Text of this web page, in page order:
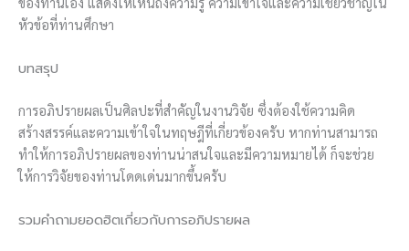
หัวข้อที่ท่านศึกษา
บทสรุป
การอภิปรายผลเป็นศิลปะที่สำคัญในงานวิจัย ซึ่งต้องใช้ความคิด
สร้างสรรค์และความเข้าใจในทฤษฎีที่เกี่ยวข้องครับ หากท่านสามารถ
ทำให้การอภิปรายผลของท่านน่าสนใจและมีความหมายได้ ก็จะช่วย
ให้การวิจัยของท่านโดดเด่นมากขึ้นครับ
รวมคำถามยอดฮิตเกี่ยวกับการอภิปรายผล